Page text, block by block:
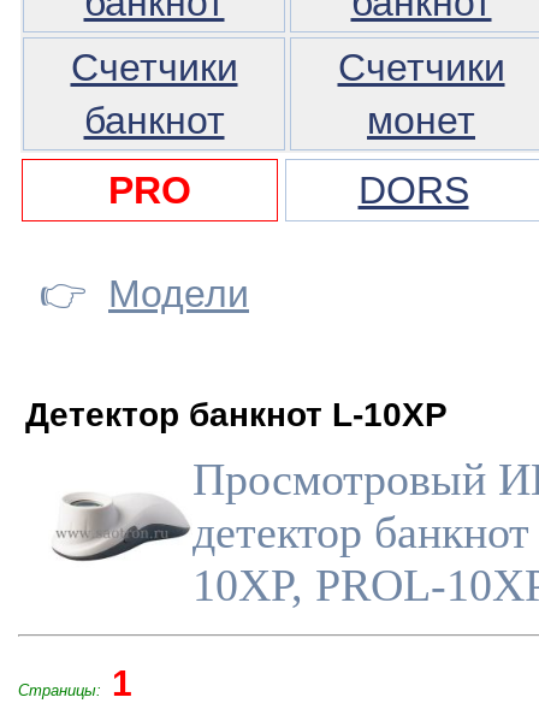
Счетчики
банкнот
Счетчики
монет
PRO
DORS
👉 Модели
Детектор банкнот L-10XP
Просмотровый
детектор
10XP, PROL-
Страницы: 1